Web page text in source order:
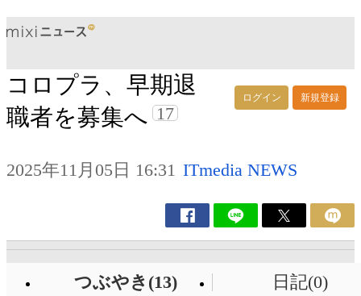
ログイン 新規登録
コロプラ、早期退
職者を募集へ 17
2025年11月05日 16:31 ITmedia NEWS
つぶやき(13) 日記(0)